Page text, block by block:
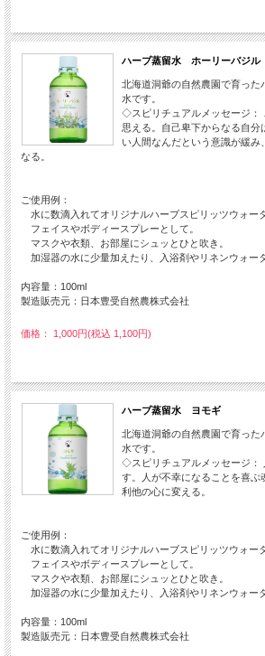
ハーブ蒸留水 ホーリーバジル
北海道洞爺の自然農園で育った
水です。
◇スピリチュアルメッセージ：
思える。自己卑下からなる自分
い人間なんだという意識が緩み
なる。
ご使用例：
水に数滴入れてオリジナルハーブスピリッツウォー
フェイスやボディースプレーとして。
マスクや衣類、お部屋にシュッとひと吹き。
加湿器の水に少量加えたり、入浴剤やリネンウォー
内容量：100ml
製造販売元：日本豊受自然農株式会社
価格： 1,000円(税込 1,100円)
ハーブ蒸留水 ヨモギ
北海道洞爺の自然農園で育った
水です。
◇スピリチュアルメッセージ：
す。人が不幸になることを喜ぶ
利他の心に変える。
ご使用例：
水に数滴入れてオリジナルハーブスピリッツウォー
フェイスやボディースプレーとして。
マスクや衣類、お部屋にシュッとひと吹き。
加湿器の水に少量加えたり、入浴剤やリネンウォー
内容量：100ml
製造販売元：日本豊受自然農株式会社